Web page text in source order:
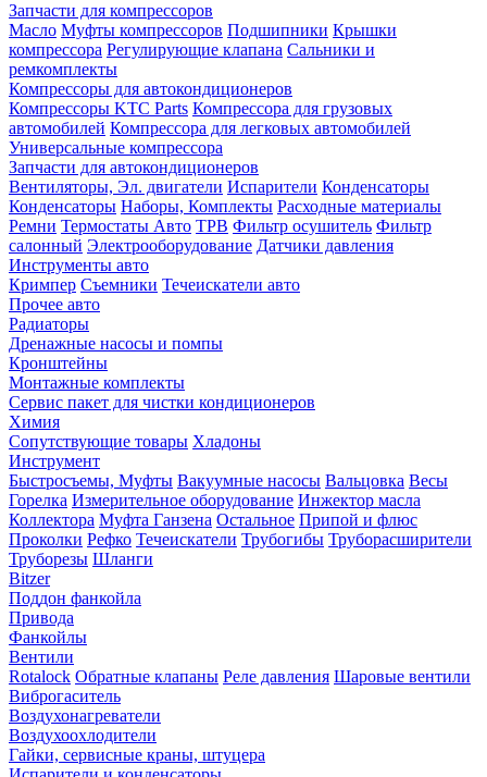
Запчасти для компрессоров
Масло Муфты компрессоров Подшипники Крышки
компрессора Регулирующие клапана Сальники и
ремкомплекты
Компрессоры для автокондиционеров
Компрессоры KTC Parts Компрессора для грузовых
автомобилей Компрессора для легковых автомобилей
Универсальные компрессора
Запчасти для автокондиционеров
Вентиляторы, Эл. двигатели Испарители Конденсаторы
Конденсаторы Наборы, Комплекты Расходные материалы
Ремни Термостаты Авто ТРВ Фильтр осушитель Фильтр
салонный Электрооборудование Датчики давления
Инструменты авто
Кримпер Съемники Течеискатели авто
Прочее авто
Радиаторы
Дренажные насосы и помпы
Кронштейны
Монтажные комплекты
Сервис пакет для чистки кондиционеров
Химия
Сопутствующие товары Хладоны
Инструмент
Быстросъемы, Муфты Вакуумные насосы Вальцовка Весы
Горелка Измерительное оборудование Инжектор масла
Коллектора Муфта Ганзена Остальное Припой и флюс
Проколки Рефко Течеискатели Трубогибы Труборасширители
Труборезы Шланги
Bitzer
Поддон фанкойла
Привода
Фанкойлы
Вентили
Rotalock Обратные клапаны Реле давления Шаровые вентили
Виброгаситель
Воздухонагреватели
Воздухоохлодители
Гайки, сервисные краны, штуцера